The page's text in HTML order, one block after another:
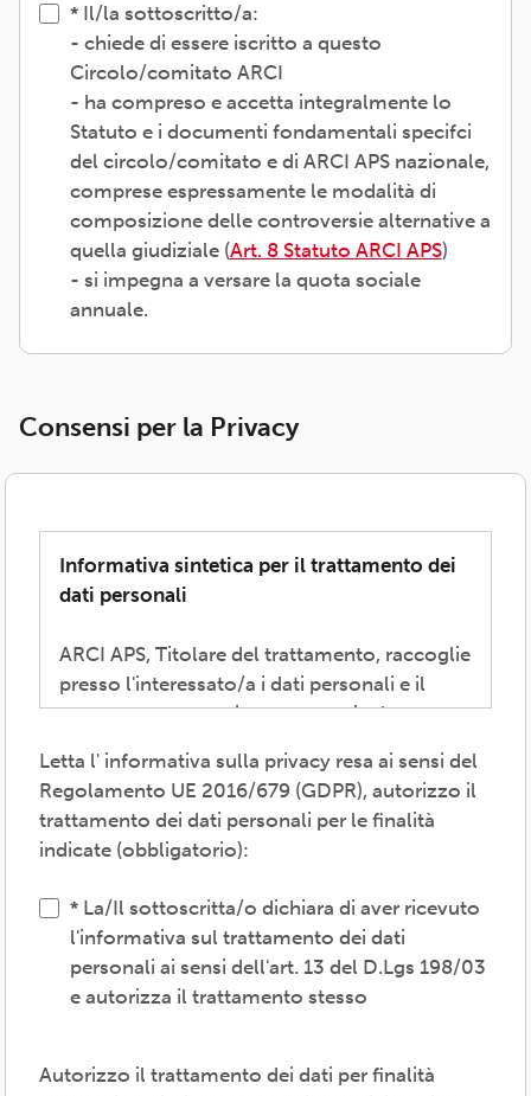
Il/la sottoscritto/a:
- chiede di essere iscritto a questo
Circolo/comitato ARCI
- ha compreso e accetta integralmente lo
Statuto e i documenti fondamentali specifci
del circolo/comitato e di ARCI APS nazionale,
comprese espressamente le modalità di
composizione delle controversie alternative a
quella giudiziale (Art. 8 Statuto ARCI APS)
- si impegna a versare la quota sociale
annuale.
Consensi per la Privacy
Informativa sintetica per il trattamento dei
dati personali
ARCI APS, Titolare del trattamento, raccoglie
presso l'interessato/a i dati personali e il
consenso necessari per consentire la
perseguire i valori propri del movimento
ARCI e affermati negli atti associativi
fondamentali -anche mediante attività,
convenzioni e servizi-, provvedere agli
vigenti, inviare comunicazioni promozionali.
Il trattamento verrà effettuato: con modalità
cartacea e/o informatica; in modo lecito,
interni e/o comunicando i dati a soggetti
Letta l' informativa sulla privacy resa ai sensi del
Regolamento UE 2016/679 (GDPR), autorizzo il
trattamento dei dati personali per le finalità
indicate (obbligatorio):
La/Il sottoscritta/o dichiara di aver ricevuto
l'informativa sul trattamento dei dati
personali ai sensi dell'art. 13 del D.Lgs 198/03
e autorizza il trattamento stesso
Autorizzo il trattamento dei dati per finalità